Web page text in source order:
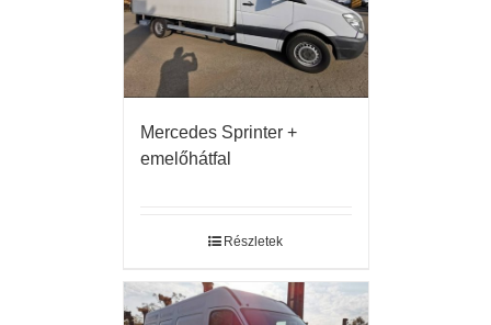
Mercedes Sprinter +
emelőhátfal
Részletek